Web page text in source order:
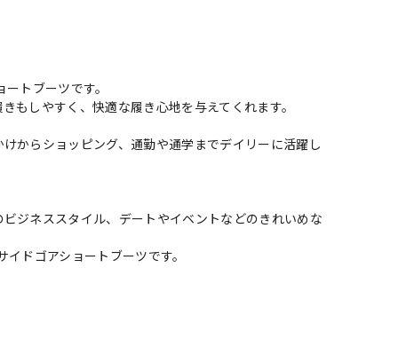
トブーツです。
もしやすく、快適な履き心地を与えてくれます。
からショッピング、通勤や通学までデイリーに活躍し
ジネススタイル、デートやイベントなどのきれいめな
ドゴアショートブーツです。